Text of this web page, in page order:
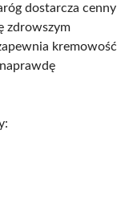
dostarcza cenny
zdrowszym
kremowość